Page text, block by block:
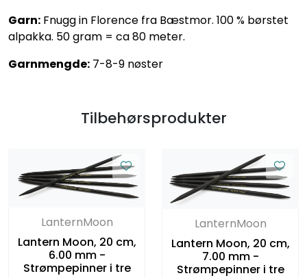
Garn: Fnugg in Florence fra Bæstmor. 100 % børstet
alpakka. 50 gram = ca 80 meter.
Garnmengde: 7-8-9 nøster
Tilbehørsprodukter
LanternMoon
Lantern Moon, 20 cm,
6.00 mm -
Strømpepinner i tre
LanternMoon
Lantern Moon, 20 cm,
7.00 mm -
Strømpepinner i tre